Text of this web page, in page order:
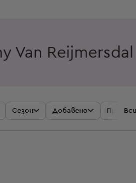
Van Reijmersdal
Сезон Добавено